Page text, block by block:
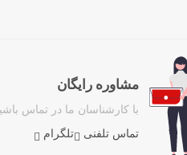
مشاوره رایگان
با کارشناسان ما در تماس
تماس تلفنی
تلگرام